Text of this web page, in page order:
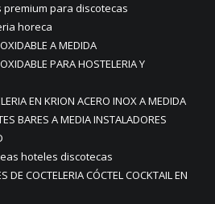
para discotecas
horeca
A MEDIDA
PARA HOSTELERIA Y
EN KRION ACERO INOX A MEDIDA
BARES A MEDIA INSTALADORES
hoteles discotecas
DE COCTELERIA CÓCTEL COCKTAIL EN